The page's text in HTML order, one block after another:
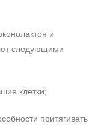
и
следующими
клетки;
притягивать